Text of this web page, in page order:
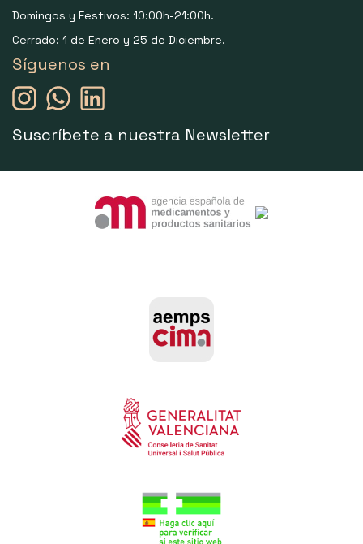
Domingos y Festivos: 10:00h-21:00h.
Cerrado: 1 de Enero y 25 de Diciembre.
Síguenos en
Suscríbete a nuestra Newsletter